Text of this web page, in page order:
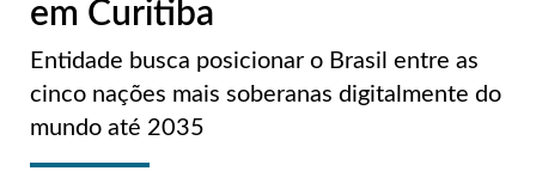
em Curitiba
Entidade busca posicionar o Brasil entre as
cinco nações mais soberanas digitalmente do
mundo até 2035